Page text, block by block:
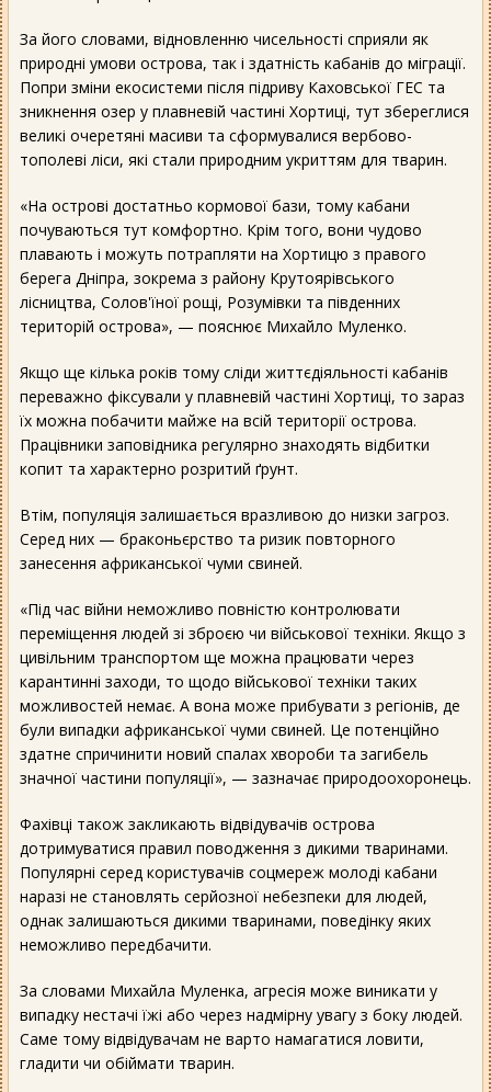
За його словами, відновленню чисельності сприяли як
природні умови острова, так і здатність кабанів до міграції.
Попри зміни екосистеми після підриву Каховської ГЕС та
зникнення озер у плавневій частині Хортиці, тут збереглися
великі очеретяні масиви та сформувалися вербово-
тополеві ліси, які стали природним укриттям для тварин.
«На острові достатньо кормової бази, тому кабани
почуваються тут комфортно. Крім того, вони чудово
плавають і можуть потрапляти на Хортицю з правого
берега Дніпра, зокрема з району Крутоярівського
лісництва, Солов'їної рощі, Розумівки та південних
територій острова», — пояснює Михайло Муленко.
Якщо ще кілька років тому сліди життєдіяльності кабанів
переважно фіксували у плавневій частині Хортиці, то зараз
їх можна побачити майже на всій території острова.
Працівники заповідника регулярно знаходять відбитки
копит та характерно розритий ґрунт.
Втім, популяція залишається вразливою до низки загроз.
Серед них — браконьєрство та ризик повторного
занесення африканської чуми свиней.
«Під час війни неможливо повністю контролювати
переміщення людей зі зброєю чи військової техніки. Якщо з
цивільним транспортом ще можна працювати через
карантинні заходи, то щодо військової техніки таких
можливостей немає. А вона може прибувати з регіонів, де
були випадки африканської чуми свиней. Це потенційно
здатне спричинити новий спалах хвороби та загибель
значної частини популяції», — зазначає природоохоронець.
Фахівці також закликають відвідувачів острова
дотримуватися правил поводження з дикими тваринами.
Популярні серед користувачів соцмереж молоді кабани
наразі не становлять серйозної небезпеки для людей,
однак залишаються дикими тваринами, поведінку яких
неможливо передбачити.
За словами Михайла Муленка, агресія може виникати у
випадку нестачі їжі або через надмірну увагу з боку людей.
Саме тому відвідувачам не варто намагатися ловити,
гладити чи обіймати тварин.